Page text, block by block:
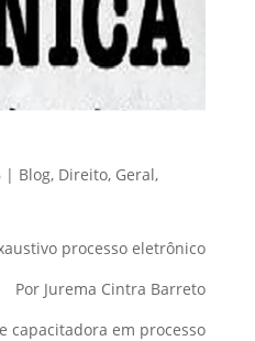
| Blog, Direito, Geral,
processo eletrônico
Por Jurema Cintra Barreto
capacitadora em processo